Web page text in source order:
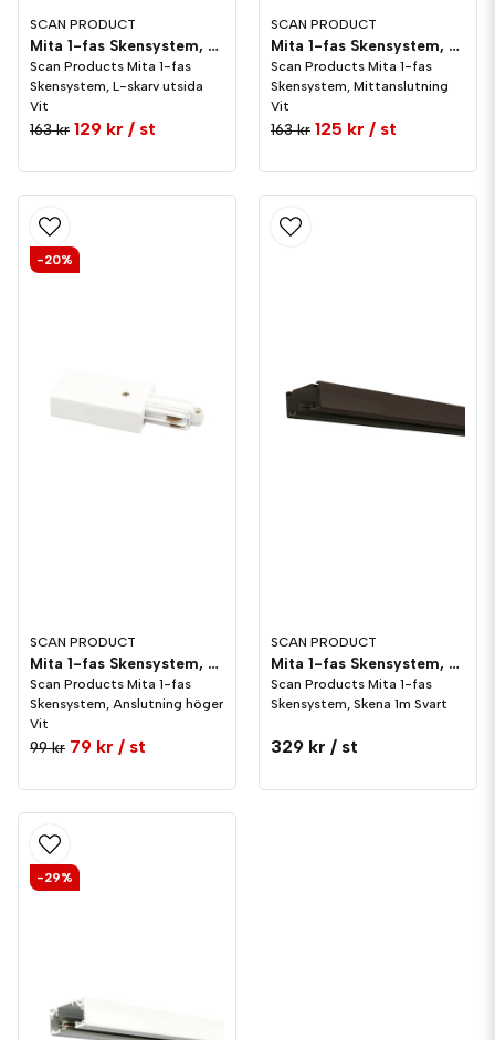
SCAN PRODUCT
Mita 1-fas Skensystem, L-skarv utsida Vit
Scan Products Mita 1-fas
Skensystem, L-skarv utsida
Vit
163 kr 129 kr / st
SCAN PRODUCT
Mita 1-fas Skensystem, Mittanslutning Vit
Scan Products Mita 1-fas
Skensystem, Mittanslutning
Vit
163 kr 125 kr / st
SCAN PRODUCT
Mita 1-fas Skensystem, Anslutning höger Vit
Scan Products Mita 1-fas
Skensystem, Anslutning höger
Vit
99 kr 79 kr / st
-20%
SCAN PRODUCT
Mita 1-fas Skensystem, Skena 1m Svart
Scan Products Mita 1-fas
Skensystem, Skena 1m Svart
329 kr / st
-29%